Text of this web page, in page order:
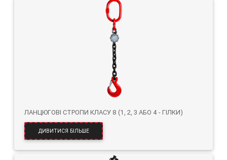
ЛАНЦЮГОВІ СТРОПИ КЛАСУ 8 (1, 2, 3 АБО 4 - ГІЛКИ)
ДИВИТИСЯ БІЛЬШЕ